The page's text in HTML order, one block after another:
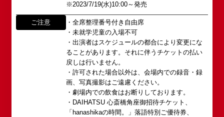
※2023/7/19(水)10:00～発売
ご注意
・全席整理番号付き自由席
・未就学児童の入場不可
・出演者はスケジュールの都合により変更にな
ることがあります。それに伴うチケットの払い
戻しは行いません。
・許可された場合以外は、会場内での録音・録
画、写真撮影はご遠慮ください。
・劇場内での飲食はお断りしております。
・DAIHATSU 心斎橋角座御招待チケット、
「hanashikaの時間。」落語特別ご優待券、
角座とは
お問い合わせ
この由緒ある名称を、日本のエンタテインメントの
中心である東京・大阪で復活させ、 新たな歴史を
スタートさせたいと考えております。
この劇場から、日本を代表するエンタテインナーが
続々と輩出され、文化の発展に寄与できるものと考
えております。
2011年5月14日 新宿角座 開業
2019年1月1日 心斎橋角座 開業
fanmail@shochikugeino.jp
ホームページに関するご意見・ご感想（※）
webmaster@shochikugeino.jp
※イベント内容・出演者等に関するお問い合わせ・
ご意見・ご感想は各イベントのお問い合わせ先電話
番号へお問い合わせください。
※内容によっては弊社からの回答を控えさせていた
だく場合もございます。予めご了承の上お問い合わ
せください。